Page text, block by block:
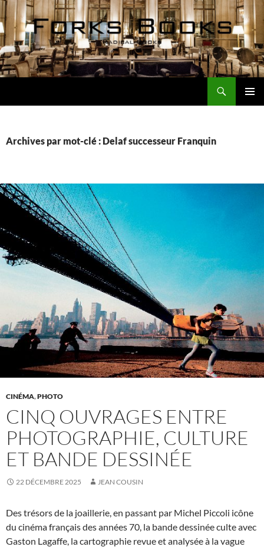
Aller
au
contenu
Archives par mot-clé : Delaf successeur Franquin
CINÉMA,PHOTO
CINQ OUVRAGES ENTRE
PHOTOGRAPHIE, CULTURE
ET BANDE DESSINÉE
22 DÉCEMBRE 2025 JEAN COUSIN
Des trésors de la joaillerie, en passant par Michel Piccoli icône
du cinéma français des années 70, la bande dessinée culte avec
Gaston Lagaffe, la cartographie revue et analysée à la vague